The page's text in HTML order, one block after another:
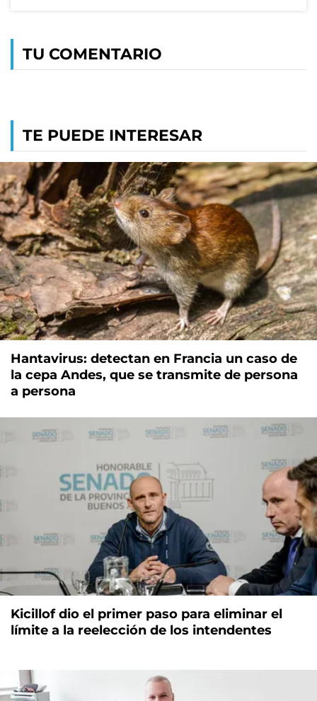
TU COMENTARIO
TE PUEDE INTERESAR
Hantavirus: detectan en Francia un caso de
la cepa Andes, que se transmite de persona
a persona
Kicillof dio el primer paso para eliminar el
límite a la reelección de los intendentes